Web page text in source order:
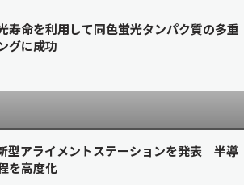
寿命を利用して同色蛍光タンパク質の多重
グに成功
型アライメントステーションを発表 半導
を高度化